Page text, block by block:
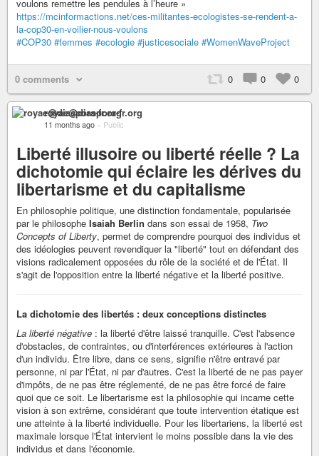
voulons remettre les pendules à l’heure »
https://mcinformactions.net/ces-militantes-ecologistes-se-rendent-a-
la-cop30-en-voilier-nous-voulons
#COP30 #femmes #ecologie #justicesociale #WomenWaveProject
0 comments 0 0 0
royae@diaspora-fr.org
11 months ago – Public
Liberté illusoire ou liberté réelle ? La
dichotomie qui éclaire les dérives du
libertarisme et du capitalisme
En philosophie politique, une distinction fondamentale, popularisée
par le philosophe Isaiah Berlin dans son essai de 1958, Two
Concepts of Liberty, permet de comprendre pourquoi des individus et
des idéologies peuvent revendiquer la "liberté" tout en défendant des
visions radicalement opposées du rôle de la société et de l'État. Il
s'agit de l'opposition entre la liberté négative et la liberté positive.
La dichotomie des libertés : deux conceptions distinctes
La liberté négative : la liberté d'être laissé tranquille. C'est l'absence
d'obstacles, de contraintes, ou d'interférences extérieures à l'action
d'un individu. Être libre, dans ce sens, signifie n'être entravé par
personne, ni par l'État, ni par d'autres. C'est la liberté de ne pas payer
d'impôts, de ne pas être réglementé, de ne pas être forcé de faire
quoi que ce soit. Le libertarisme est la philosophie qui incarne cette
vision à son extrême, considérant que toute intervention étatique est
une atteinte à la liberté individuelle. Pour les libertariens, la liberté est
maximale lorsque l'État intervient le moins possible dans la vie des
individus et dans l'économie.